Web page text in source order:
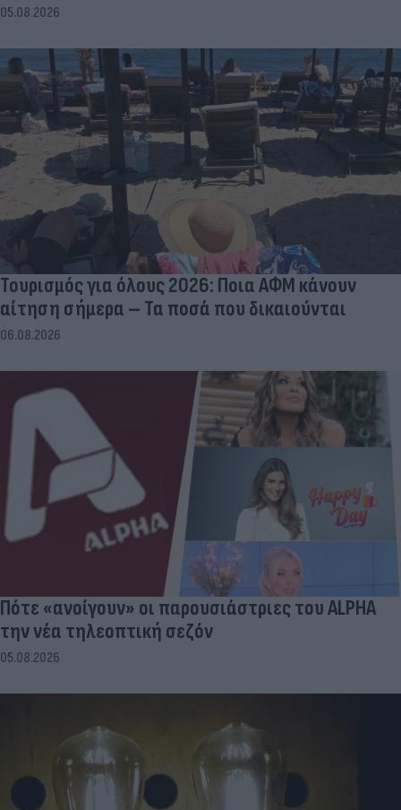
05.08.2026
Τουρισμός για όλους 2026: Ποια ΑΦΜ κάνουν
αίτηση σήμερα – Τα ποσά που δικαιούνται
06.08.2026
Πότε «ανοίγουν» οι παρουσιάστριες του ALPHA
την νέα τηλεοπτική σεζόν
05.08.2026